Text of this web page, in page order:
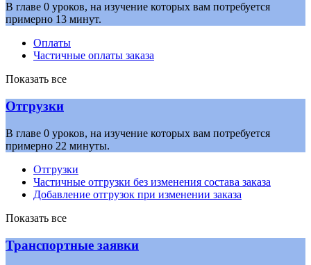
В главе 0 уроков, на изучение которых вам потребуется
примерно 13 минут.
Оплаты
Частичные оплаты заказа
Показать все
Отгрузки
В главе 0 уроков, на изучение которых вам потребуется
примерно 22 минуты.
Отгрузки
Частичные отгрузки без изменения состава заказа
Добавление отгрузок при изменении заказа
Показать все
Транспортные заявки